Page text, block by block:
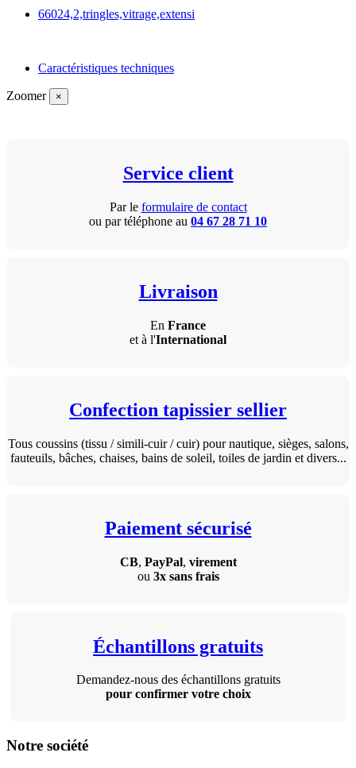
66024,2,tringles,vitrage,extensi
Caractéristiques techniques
Zoomer ×
Service client
Par le formulaire de contact
ou par téléphone au 04 67 28 71 10
Livraison
En France
et à l'International
Confection tapissier sellier
Tous coussins (tissu / simili-cuir / cuir) pour nautique, sièges, salons,
fauteuils, bâches, chaises, bains de soleil, toiles de jardin et divers...
Paiement sécurisé
CB, PayPal, virement
ou 3x sans frais
Échantillons gratuits
Demandez-nous des échantillons gratuits
pour confirmer votre choix
Notre société